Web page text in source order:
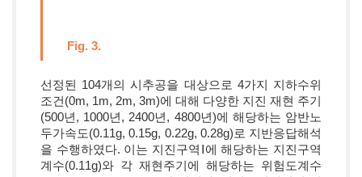
Fig. 3.
선정된 104개의 시추공을 대상으로 4가지 지하수위
조건(0m, 1m, 2m, 3m)에 대해 다양한 지진 재현 주기
(500년, 1000년, 2400년, 4800년)에 해당하는 암반노
두가속도(0.11g, 0.15g, 0.22g, 0.28g)로 지반응답해석
을 수행하였다. 이는 지진구역Ⅰ에 해당하는 지진구역
계수(0.11g)와 각 재현주기에 해당하는 위험도계수